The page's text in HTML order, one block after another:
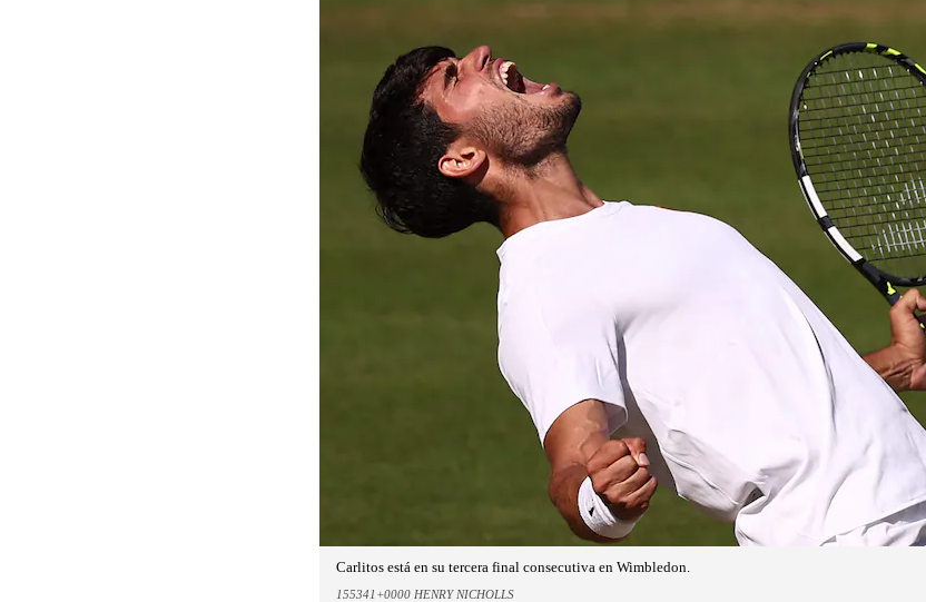
Carlitos está en su tercera final consecutiva en Wimbledon.
155341+0000 HENRY NICHOLLS